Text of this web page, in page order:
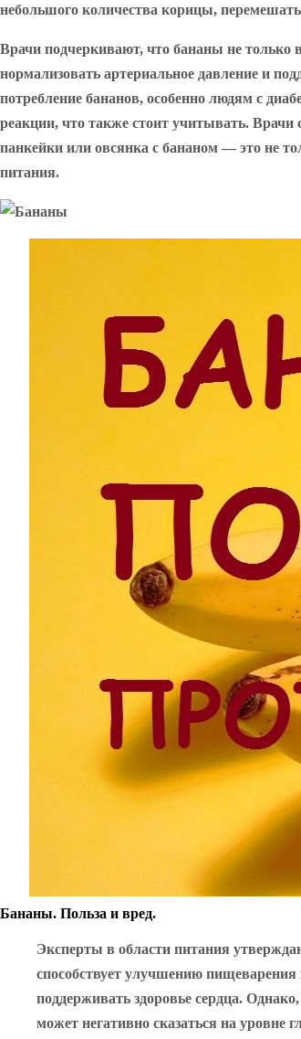
небольшого количества корицы, перемешать
Врачи подчеркивают, что бананы не
нормализовать артериальное давление и
потребление бананов, особенно людям с
реакции, что также стоит учитывать. Врачи
панкейки или овсянка с бананом — это не
питания.
Бананы. Польза и вред.
Эксперты в области питания
способствует улучшению
поддерживать здоровье сердца.
может негативно сказаться на уровне